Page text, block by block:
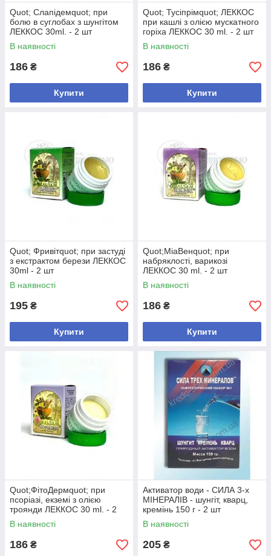
Quot; Слапідемquot; при
болю в суглобах з шунгітом
ЛЕККОС 30ml. - 2 шт
В наявності
186 ₴
Купити
Quot; Тусіпрімquot; ЛЕККОС
при кашлі з олією мускатного
горіха ЛЕККОС 30 ml. - 2 шт
В наявності
186 ₴
Купити
Quot; Фривітquot; при застуді
з екстрактом берези ЛЕККОС
30ml - 2 шт
В наявності
195 ₴
Купити
Quot;МіаВенquot; при
набряклості, варикозі
ЛЕККОС 30 ml. - 2 шт
В наявності
186 ₴
Купити
Quot;ФітоДермquot; при
псоріазі, екземі з олією
троянди ЛЕККОС 30 ml. - 2
шт
В наявності
186 ₴
Активатор води - СИЛА 3-х
МІНЕРАЛІВ - шунгіт, кварц,
кремінь 150 г - 2 шт
В наявності
205 ₴